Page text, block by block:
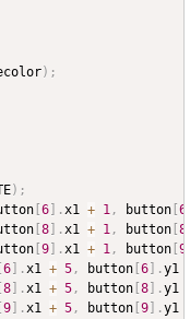
) ;
) ;
6 .x1 + 1 , button 6
8 .x1 + 1 , button 8
9 .x1 + 1 , button 9
6 .x1 + 5 , button 6 .y1
8 .x1 + 5 , button 8 .y1
9 .x1 + 5 , button 9 .y1